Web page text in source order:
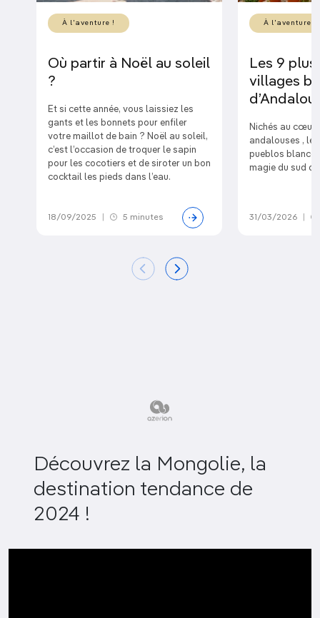
À l'aventure !
Où partir à Noël au soleil
?
Et si cette année, vous laissiez les
gants et les bonnets pour enfiler
votre maillot de bain ? Noël au soleil,
c’est l’occasion de troquer le sapin
pour les cocotiers et de siroter un bon
cocktail les pieds dans l’eau.
18/09/2025 5 minutes
À l'aventure !
Les 9 plus
villages
Nichés au cœur
andalouses ,
pueblos
magie du sud de
31/03/2026
Découvrez la Mongolie, la
destination tendance de
2024 !